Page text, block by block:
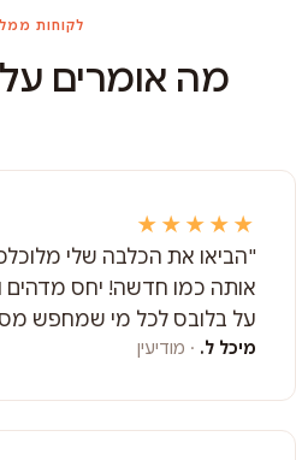
לקוחות
מה אומרים
★★★★★
"הביאו את הכלבה שלי
אותה כמו חדשה! יחס מדהים
על בלובס לכל מי שמחפש
מיכל ל. · מודיעין